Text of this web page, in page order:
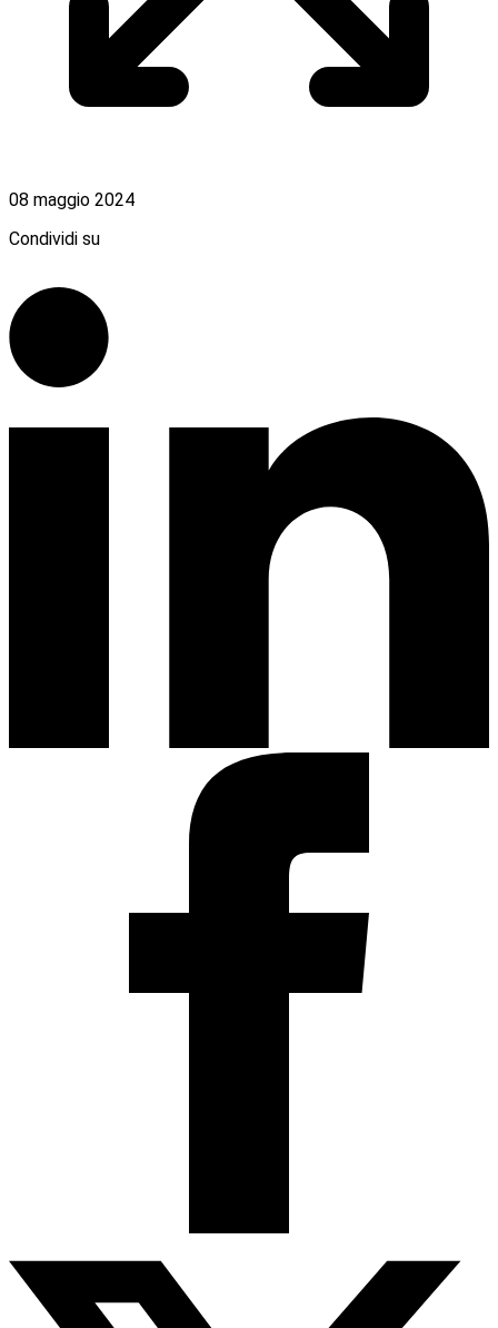
08 maggio 2024
Condividi su